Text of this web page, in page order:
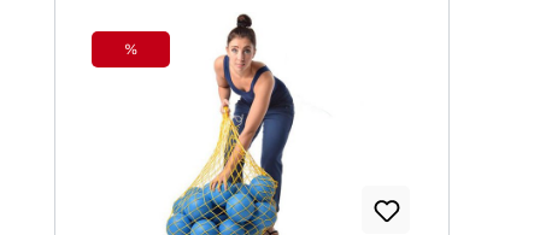
Rabatt
%